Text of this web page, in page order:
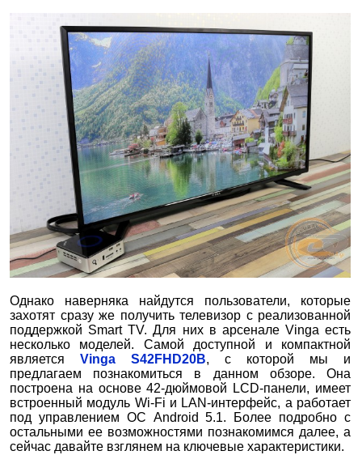
Однако наверняка найдутся пользователи, которые
захотят сразу же получить телевизор с реализованной
поддержкой Smart TV. Для них в арсенале Vinga есть
несколько моделей. Самой доступной и компактной
являетсяVinga S42FHD20B, с которой мы и
предлагаем познакомиться в данном обзоре. Она
построена на основе 42-дюймовой LCD-панели, имеет
встроенный модуль Wi-Fi и LAN-интерфейс, а работает
под управлением ОС Android 5.1. Более подробно с
остальными ее возможностями познакомимся далее, а
сейчас давайте взглянем на ключевые характеристики.